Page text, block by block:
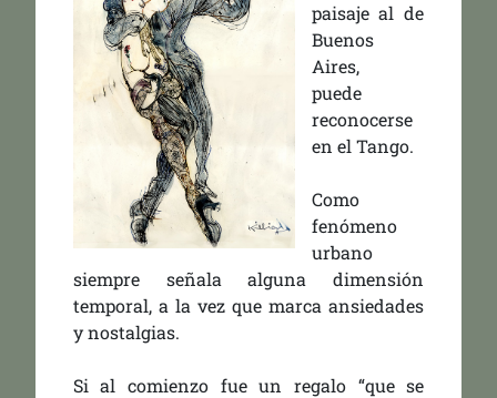
paisaje al de
Buenos
Aires,
puede
reconocerse
en el Tango.
Como
fenómeno
urbano
siempre señala alguna dimensión
temporal, a la vez que marca ansiedades
y nostalgias.
Si al comienzo fue un regalo “que se